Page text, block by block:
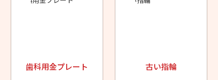
歯科用金プレート 古い指輪